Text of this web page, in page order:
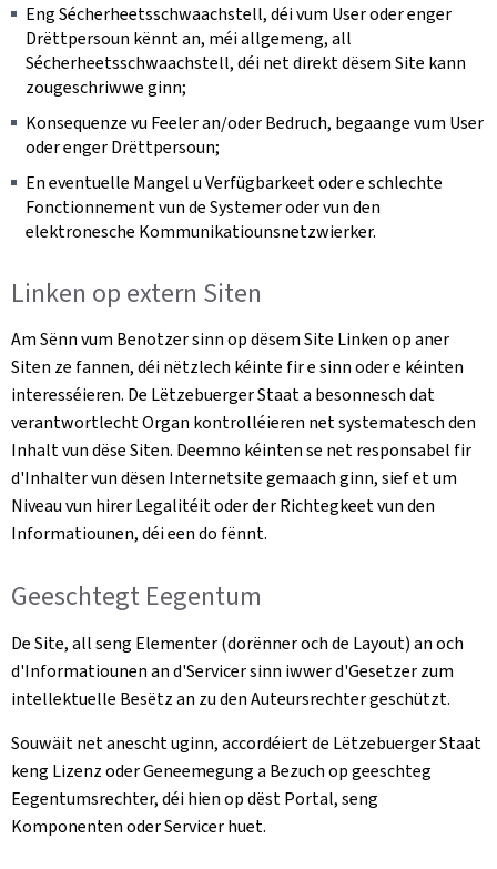
Eng Sécherheetsschwaachstell, déi vum User oder enger
Drëttpersoun kënnt an, méi allgemeng, all
Sécherheetsschwaachstell, déi net direkt dësem Site kann
zougeschriwwe ginn;
Konsequenze vu Feeler an/oder Bedruch, begaange vum User
oder enger Drëttpersoun;
En eventuelle Mangel u Verfügbarkeet oder e schlechte
Fonctionnement vun de Systemer oder vun den
elektronesche Kommunikatiounsnetzwierker.
Linken op extern Siten
Am Sënn vum Benotzer sinn op dësem Site Linken op aner
Siten ze fannen, déi nëtzlech kéinte fir e sinn oder e kéinten
interesséieren. De Lëtzebuerger Staat a besonnesch dat
verantwortlecht Organ kontrolléieren net systematesch den
Inhalt vun dëse Siten. Deemno kéinten se net responsabel fir
d'Inhalter vun dësen Internetsite gemaach ginn, sief et um
Niveau vun hirer Legalitéit oder der Richtegkeet vun den
Informatiounen, déi een do fënnt.
Geeschtegt Eegentum
De Site, all seng Elementer (dorënner och de Layout) an och
d'Informatiounen an d'Servicer sinn iwwer d'Gesetzer zum
intellektuelle Besëtz an zu den Auteursrechter geschützt.
Souwäit net anescht uginn, accordéiert de Lëtzebuerger Staat
keng Lizenz oder Geneemegung a Bezuch op geeschteg
Eegentumsrechter, déi hien op dëst Portal, seng
Komponenten oder Servicer huet.